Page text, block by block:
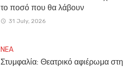
το ποσό που θα λάβουν
31 July, 2026
NEA
Στυμφαλία: Θεατρικό αφιέρωμα στη